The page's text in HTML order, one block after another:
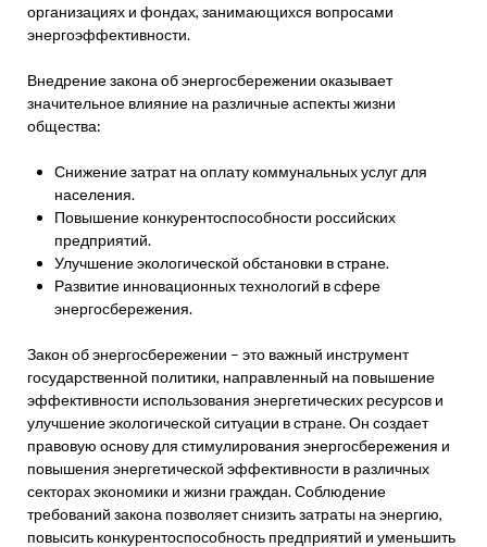
организациях и фондах, занимающихся вопросами
энергоэффективности.
Внедрение закона об энергосбережении оказывает
значительное влияние на различные аспекты жизни
общества:
Снижение затрат на оплату коммунальных услуг для
населения.
Повышение конкурентоспособности российских
предприятий.
Улучшение экологической обстановки в стране.
Развитие инновационных технологий в сфере
энергосбережения.
Закон об энергосбережении – это важный инструмент
государственной политики, направленный на повышение
эффективности использования энергетических ресурсов и
улучшение экологической ситуации в стране. Он создает
правовую основу для стимулирования энергосбережения и
повышения энергетической эффективности в различных
секторах экономики и жизни граждан. Соблюдение
требований закона позволяет снизить затраты на энергию,
повысить конкурентоспособность предприятий и уменьшить